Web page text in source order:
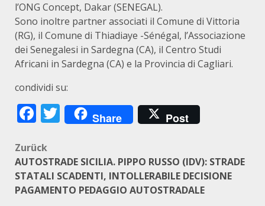
l’ONG Concept, Dakar (SENEGAL).
Sono inoltre partner associati il Comune di Vittoria
(RG), il Comune di Thiadiaye -Sénégal, l’Associazione
dei Senegalesi in Sardegna (CA), il Centro Studi
Africani in Sardegna (CA) e la Provincia di Cagliari.
condividi su:
Facebook
Twitter
Share Post
Beitragsnavigation
Zurück
AUTOSTRADE SICILIA. PIPPO RUSSO (IDV): STRADE
STATALI SCADENTI, INTOLLERABILE DECISIONE
PAGAMENTO PEDAGGIO AUTOSTRADALE